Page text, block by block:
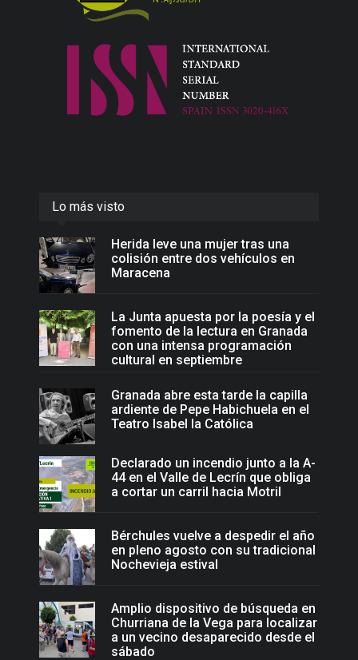
Lo más visto
Herida leve una mujer tras una
colisión entre dos vehículos en
Maracena
La Junta apuesta por la poesía y el
fomento de la lectura en Granada
con una intensa programación
cultural en septiembre
Granada abre esta tarde la capilla
ardiente de Pepe Habichuela en el
Teatro Isabel la Católica
Declarado un incendio junto a la A-
44 en el Valle de Lecrín que obliga
a cortar un carril hacia Motril
Bérchules vuelve a despedir el año
en pleno agosto con su tradicional
Nochevieja estival
Amplio dispositivo de búsqueda en
Churriana de la Vega para localizar
a un vecino desaparecido desde el
sábado